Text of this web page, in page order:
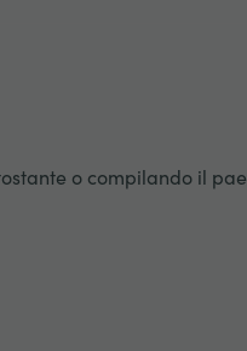
o compilando il